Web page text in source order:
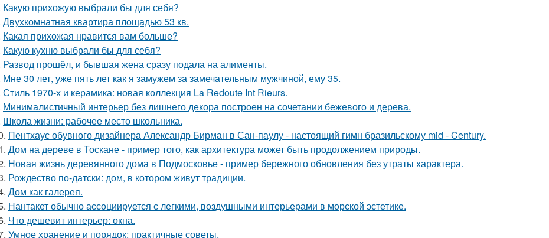
Какую прихожую выбрали бы для себя?
Двухкомнатная квартира площадью 53 кв.
Какая прихожая нравится вам больше?
Какую кухню выбрали бы для себя?
Развод прошёл, и бывшая жена сразу подала на алименты.
Мне 30 лет, уже пять лет как я замужем за замечательным мужчиной, ему 35.
Стиль 1970-х и керамика: новая коллекция La Redoute Int Rieurs.
Минималистичный интерьер без лишнего декора построен на сочетании бежевого и дерева.
Школа жизни: рабочее место школьника.
Пентхаус обувного дизайнера Александр Бирман в Сан-паулу - настоящий гимн бразильскому mid - Century.
Дом на дереве в Тоскане - пример того, как архитектура может быть продолжением природы.
Новая жизнь деревянного дома в Подмосковье - пример бережного обновления без утраты характера.
Рождество по-датски: дом, в котором живут традиции.
Дом как галерея.
Нантакет обычно ассоциируется с легкими, воздушными интерьерами в морской эстетике.
Что дешевит интерьер: окна.
Умное хранение и порядок: практичные советы.